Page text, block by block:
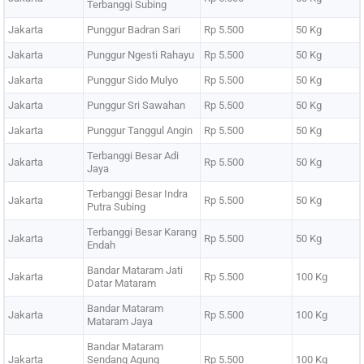
Terbanggi Subing
Jakarta Punggur Badran Sari Rp 5.500 50 Kg
Jakarta Punggur Ngesti Rahayu Rp 5.500 50 Kg
Jakarta Punggur Sido Mulyo Rp 5.500 50 Kg
Jakarta Punggur Sri Sawahan Rp 5.500 50 Kg
Jakarta Punggur Tanggul Angin Rp 5.500 50 Kg
Jakarta
Terbanggi Besar Adi
Jaya
Rp 5.500 50 Kg
Jakarta
Terbanggi Besar Indra
Putra Subing
Rp 5.500 50 Kg
Jakarta
Terbanggi Besar Karang
Endah
Rp 5.500 50 Kg
Jakarta
Bandar Mataram Jati
Datar Mataram
Rp 5.500 100 Kg
Jakarta
Bandar Mataram
Mataram Jaya
Rp 5.500 100 Kg
Jakarta
Bandar Mataram
Sendang Agung
Rp 5.500 100 Kg